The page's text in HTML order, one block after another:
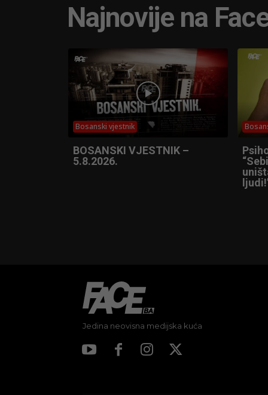
Najnovije na
Bosanski vjestnik
BOSANSKI VJESTNIK –
5.8.2026.
Jedina neovisna medijska kuća